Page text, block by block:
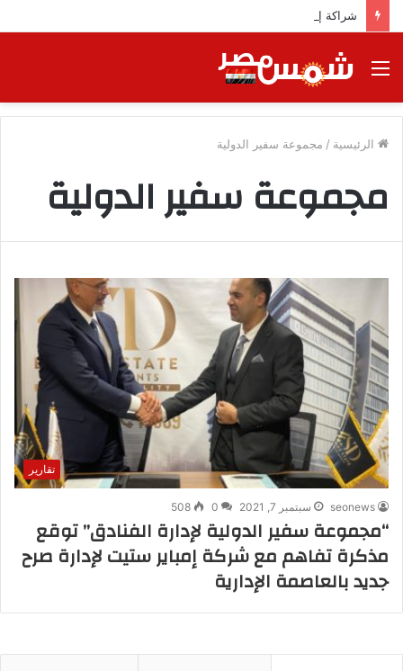
شراكة إيجي تاورز مع بلدينا.. قيمة مضافة تعزز نجاح المشروعات
القائمة
الرئيسية / مجموعة سفير الدولية
مجموعة سفير الدولية
تقارير
seonews سبتمبر 7, 2021 0
508
“مجموعة سفير الدولية لإدارة الفنادق” توقع
مذكرة تفاهم مع شركة إمباير ستيت لإدارة صرح
جديد بالعاصمة الإدارية